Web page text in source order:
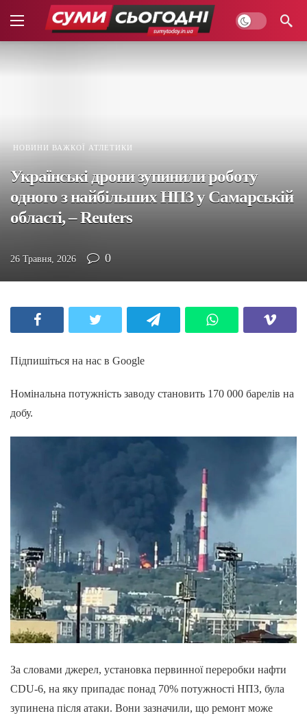
НОВИНИ ВАЖКОЇ АТЛЕТИКИ
Українські дрони зупинили роботу
одного з найбільших НПЗ у Самарській
області, – Reuters
26 Травня, 2026 0
Підпишіться на нас в Google
Номінальна потужність заводу становить 170 000 барелів на
добу.
За словами джерел, установка первинної переробки нафти
CDU-6, на яку припадає понад 70% потужності НПЗ, була
зупинена після атаки. Вони зазначили, що ремонт може